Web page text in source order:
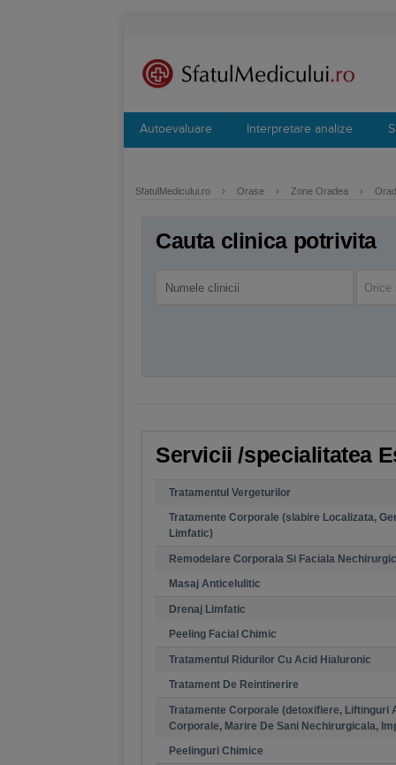
Autoevaluare Interpretare analize
SfatulMedicului.ro › Orase › Zone Oradea ›
Cauta clinica potrivita
Orice
Servicii /specialitatea
Tratamentul Vergeturilor
Tratamente Corporale (slabire Localizata,
Limfatic)
Remodelare Corporala Si Faciala
Masaj Anticelulitic
Drenaj Limfatic
Peeling Facial Chimic
Tratamentul Ridurilor Cu Acid Hialuronic
Tratament De Reintinerire
Tratamente Corporale (detoxifiere, Liftinguri
Corporale, Marire De Sani Nechirurgicala,
Peelinguri Chimice